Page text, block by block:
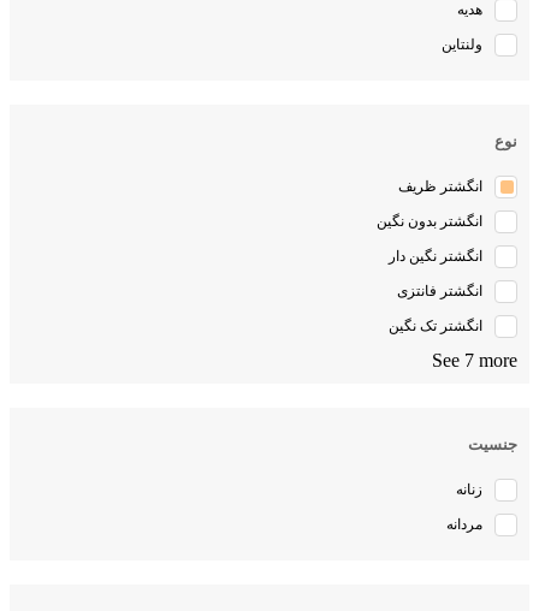
هدیه
ولنتاین
نوع
انگشتر ظریف
انگشتر بدون نگین
انگشتر نگین دار
انگشتر فانتزی
انگشتر تک نگین
See 7 more
جنسیت
زنانه
مردانه